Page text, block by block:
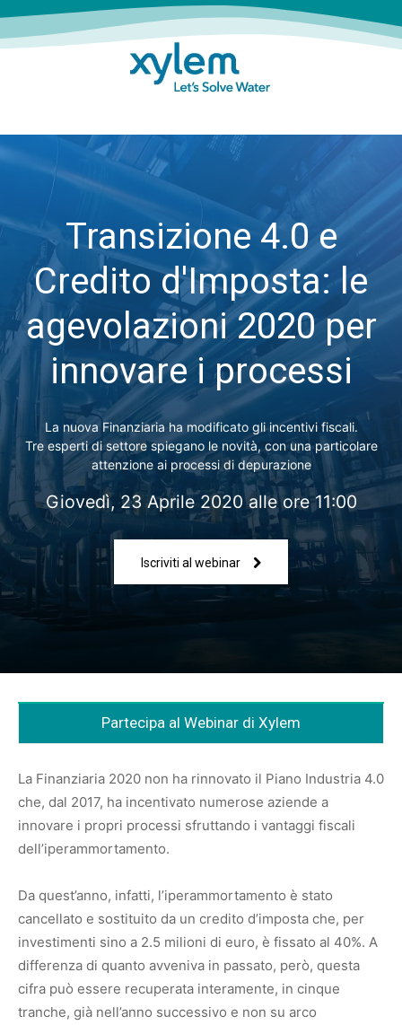
Transizione 4.0 e
Credito d'Imposta: le
agevolazioni 2020 per
innovare i processi
La nuova Finanziaria ha modificato gli incentivi fiscali.
Tre esperti di settore spiegano le novità, con una particolare
attenzione ai processi di depurazione
Giovedì, 23 Aprile 2020 alle ore 11:00
Iscriviti al webinar
Partecipa al Webinar di Xylem
La Finanziaria 2020 non ha rinnovato il Piano Industria 4.0
che, dal 2017, ha incentivato numerose aziende a
innovare i propri processi sfruttando i vantaggi fiscali
dell’iperammortamento.
Da quest’anno, infatti, l’iperammortamento è stato
cancellato e sostituito da un credito d’imposta che, per
investimenti sino a 2.5 milioni di euro, è fissato al 40%. A
differenza di quanto avveniva in passato, però, questa
cifra può essere recuperata interamente, in cinque
tranche, già nell’anno successivo e non su arco